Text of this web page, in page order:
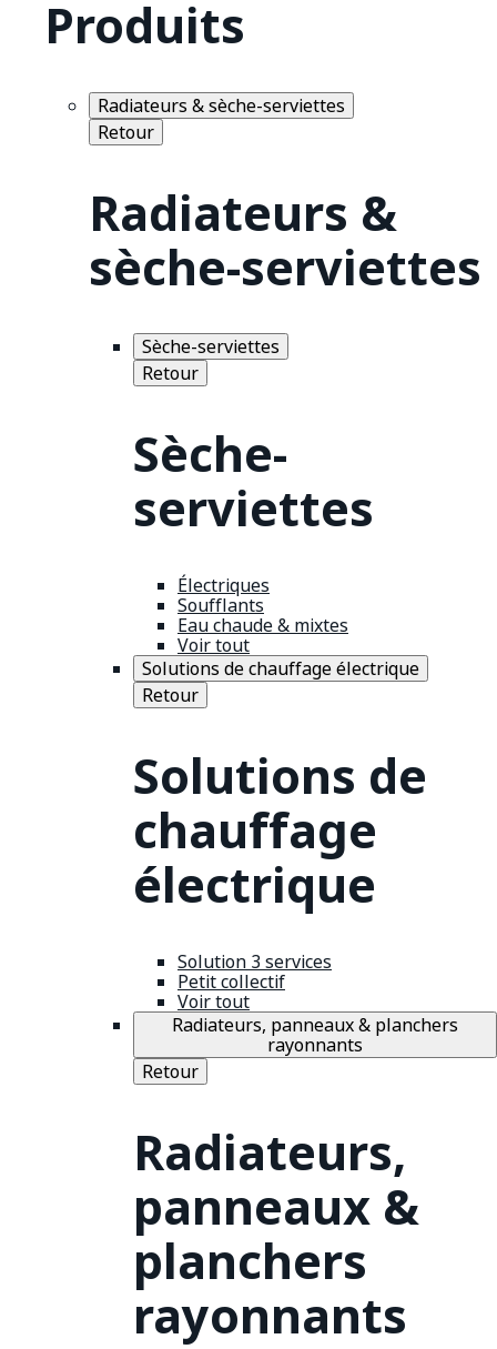
Produits
Radiateurs & sèche-serviettes
Retour
Radiateurs &
sèche-serviettes
Sèche-serviettes
Retour
Sèche-
serviettes
Électriques
Soufflants
Eau chaude & mixtes
Voir tout
Solutions de chauffage électrique
Retour
Solutions de
chauffage
électrique
Solution 3 services
Petit collectif
Voir tout
Radiateurs, panneaux & planchers
rayonnants
Retour
Radiateurs,
panneaux &
planchers
rayonnants